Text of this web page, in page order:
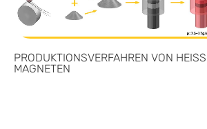
PRODUKTIONSVERFAHREN VON
MAGNETEN